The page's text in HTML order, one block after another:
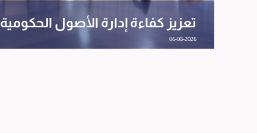
تعزيز كفاءة إدارة الأصول الحكومية
06-08-2026